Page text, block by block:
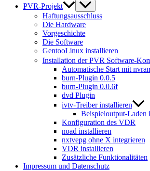
PVR-Projekt
Haftungsausschluss
Die Hardware
Vorgeschichte
Die Software
GentooLinux installieren
Installation der PVR Software-
Automatische Start mit
burn-Plugin 0.0.5
burn-Plugin 0.0.6f
dvd Plugin
ivtv-Treiber installieren
Beispieloutput-Laden
Konfiguration des VDR
noad installieren
nxtvepg ohne X integrieren
VDR installieren
Zusätzliche Funktionalitäten
Impressum und Datenschutz